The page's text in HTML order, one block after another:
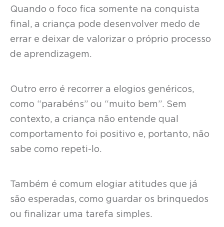
Quando o foco fica somente na conquista
final, a criança pode desenvolver medo de
errar e deixar de valorizar o próprio processo
de aprendizagem.
Outro erro é recorrer a elogios genéricos,
como “parabéns” ou “muito bem”. Sem
contexto, a criança não entende qual
comportamento foi positivo e, portanto, não
sabe como repeti-lo.
Também é comum elogiar atitudes que já
são esperadas, como guardar os brinquedos
ou finalizar uma tarefa simples.